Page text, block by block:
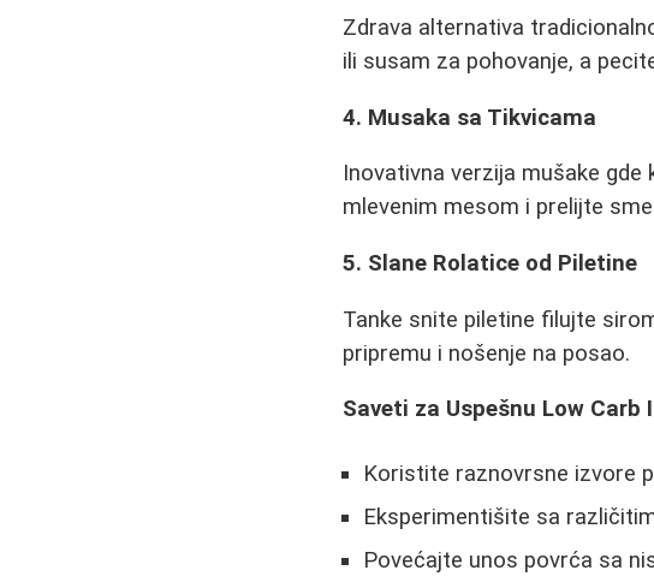
Zdrava alternativa
ili susam za pohovanje, a
4. Musaka sa Tikvicama
Inovativna verzija mušake
mlevenim mesom i prelijte
5. Slane Rolatice od Piletine
Tanke snite piletine filujte
pripremu i nošenje na posao.
Saveti za Uspešnu Low Carb
Koristite raznovrsne izvore
Eksperimentišite sa
Povećajte unos povrća sa